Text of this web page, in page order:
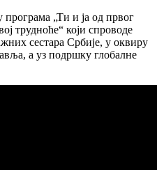
програма „Ти и ја од првог
трудноће“ који спроводе
сестара Србије, у оквиру
а уз подршку глобалне